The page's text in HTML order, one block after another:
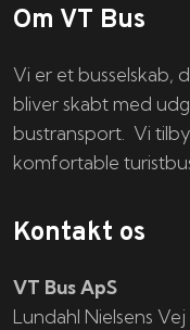
Om VT Bus
Vi er et busselskab,
bliver skabt med
bustransport. Vi
komfortable
Kontakt os
VT Bus ApS
​​​Lundahl Nielsens